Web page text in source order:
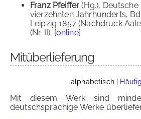
Franz Pfeiffer(Hg.),
vierzehnten Jahrhunderts,
Leipzig 1857 (Nachdruck
(Nr. II). [online]
Mitüberlieferung
alphabetisch|
Mit diesem Werk sind
deutschsprachige Werke